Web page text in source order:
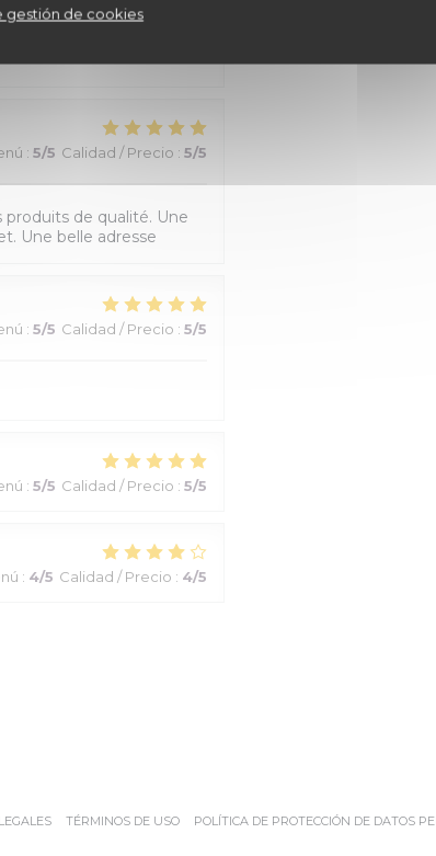
gestión de cookies
!! C’est un
: 5/5 Calidad / Precio : 5/5
de qualité. Une
Une belle adresse
: 5/5 Calidad / Precio : 5/5
: 5/5 Calidad / Precio : 5/5
: 4/5 Calidad / Precio : 4/5
((ABRE EN UNA NUEVA VENTANA))
TÉRMINOS DE USO((ABRE EN UNA NUEVA VENTANA))
POLÍTICA DE PROTECCIÓN DE DATOS